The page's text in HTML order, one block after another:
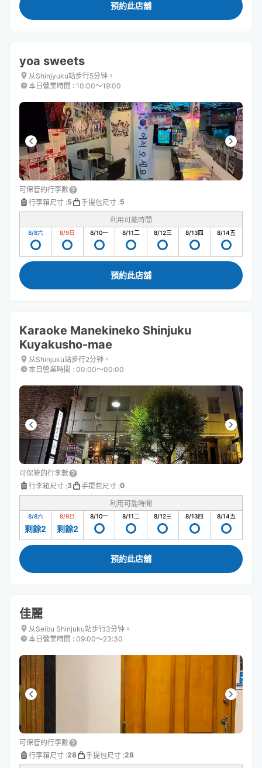
預約此店舖
yoa sweets
从Shinjyuku站步行5分钟。
本日營業時間 : 10:00〜19:00
可保管的行李數
行李箱尺寸 :5 手提包尺寸 :5
利用可能時間
8/8六 8/9日 8/10一 8/11二 8/12三 8/13四 8/14五
預約此店舖
Karaoke Manekineko Shinjuku
Kuyakusho-mae
从Shinjuku站步行2分钟。
本日營業時間 : 00:00〜00:00
可保管的行李數
行李箱尺寸 :3 手提包尺寸 :0
利用可能時間
8/8六
剩餘2
8/9日
剩餘2
8/10一 8/11二 8/12三 8/13四 8/14五
預約此店舖
佳麗
从Seibu Shinjuku站步行3分钟。
本日營業時間 : 09:00〜23:30
可保管的行李數
行李箱尺寸 :28 手提包尺寸 :28